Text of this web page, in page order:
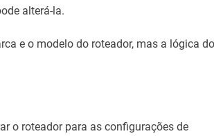
alterá-la.
e o modelo do roteador, mas a lógica do
o roteador para as configurações de